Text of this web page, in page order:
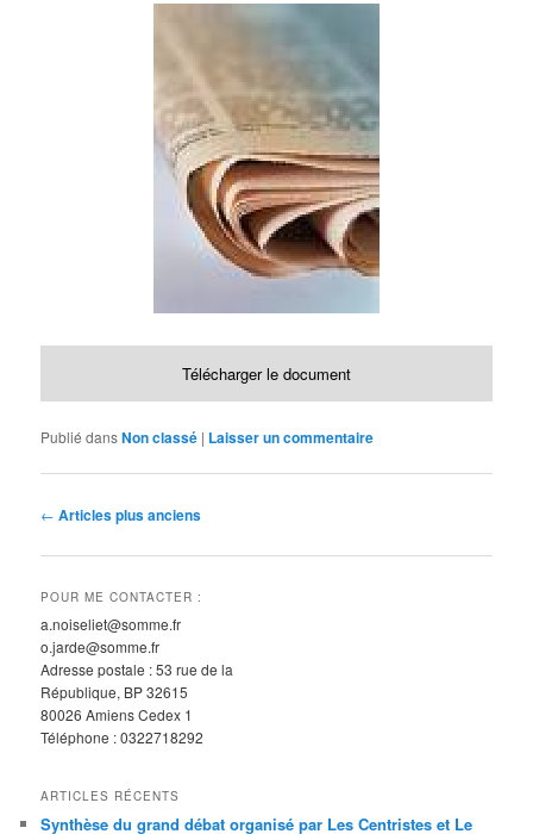
Télécharger le document
Publié dansNon classé | Laisser un commentaire
N
v
i
a
t
i
o
n
e
← Articles plus anciens
POUR ME CONTACTER :
a.noiseliet@somme.fr
o.jarde@somme.fr
Adresse postale : 53 rue de la
République, BP 32615
80026 Amiens Cedex 1
Téléphone : 0322718292
ARTICLES RÉCENTS
Synthèse du grand débat organisé par Les Centristes et Le